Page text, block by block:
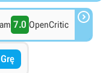
7.0 OpenCritic 